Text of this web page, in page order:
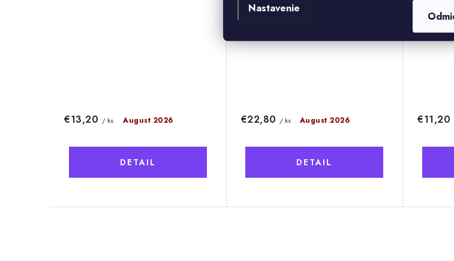
Nastavenie
August 2026
€13,20 / ks
DETAIL
August 2026
€22,80 / ks
DETAIL
€11,20